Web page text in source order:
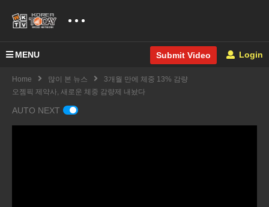
MENU Submit Video Login
Home 많이 본 뉴스
3개월 만에 체중 13% 감량
오젬픽 제약사, 새로운 체중 감량제 내놨다
AUTO NEXT